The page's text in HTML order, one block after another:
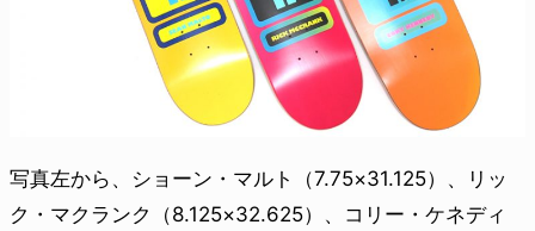
写真左から、ショーン・マルト（7.75×31.125）、リッ
ク・マクランク（8.125×32.625）、コリー・ケネディ